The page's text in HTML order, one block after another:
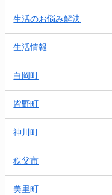
生活のお悩み解決
生活情報
白岡町
皆野町
神川町
秩父市
美里町